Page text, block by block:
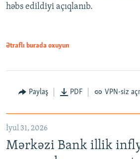
həbs edildiyi açıqlanıb.
Ətraflı burada oxuyun
Paylaş PDF VPN-siz
İyul 31, 2026
Mərkəzi Bank illik